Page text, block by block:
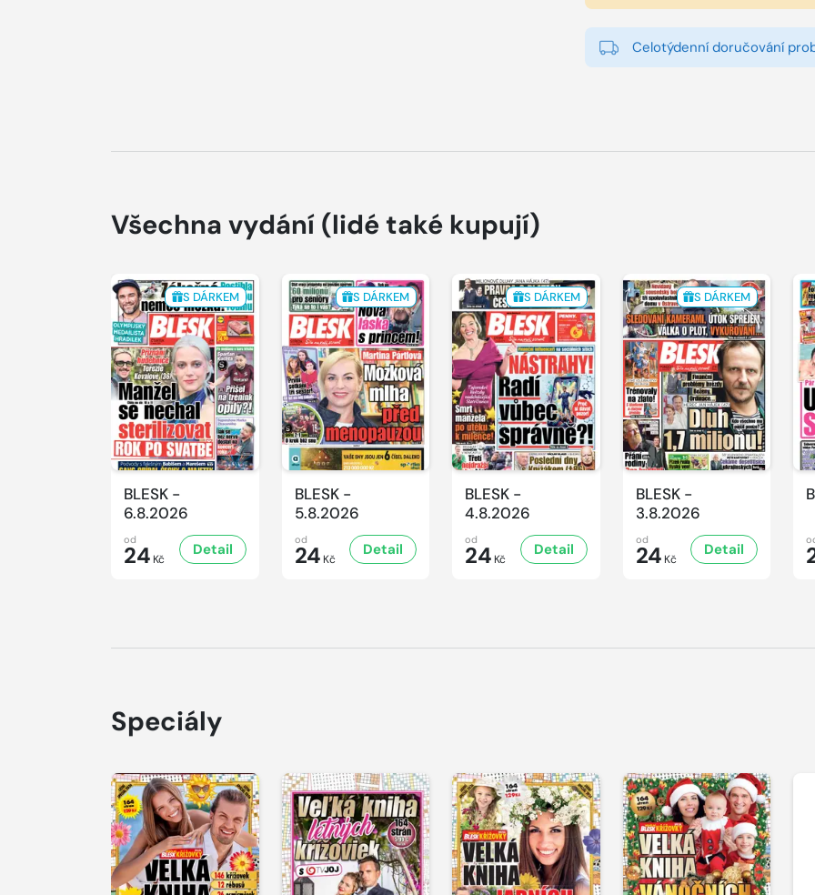
Celotýdenní doručování
Všechna vydání (lidé také kupují)
S DÁRKEM
BLESK -
6.8.2026
od
24 Kč
Detail
S DÁRKEM
BLESK -
5.8.2026
od
24 Kč
Detail
S DÁRKEM
BLESK -
4.8.2026
od
24 Kč
Detail
S DÁRKEM
BLESK -
3.8.2026
od
24 Kč
Detail
Speciály